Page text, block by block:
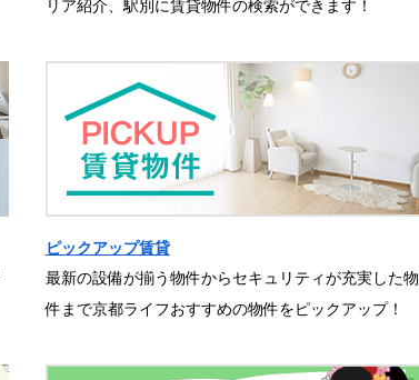
リア紹介、駅別に賃貸物件の検索ができます！
ピックアップ賃貸
最新の設備が揃う物件からセキュリティが充実した物
件まで京都ライフおすすめの物件をピックアップ！